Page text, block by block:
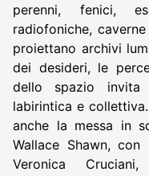
perenni, fenici,
radiofoniche,
proiettano archivi
dei desideri, le
dello spazio invita
labirintica e
anche la messa in
Wallace Shawn,
Veronica